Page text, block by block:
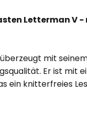
Letterman V
mit
Er ist mit
ein knitterfreies
für alle